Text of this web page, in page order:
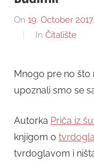
On 19. October 2017.
In Čitalište
Mnogo pre no što
upoznali smo se
Autorka Priča iz
knjigom o
tvrdoglavom i